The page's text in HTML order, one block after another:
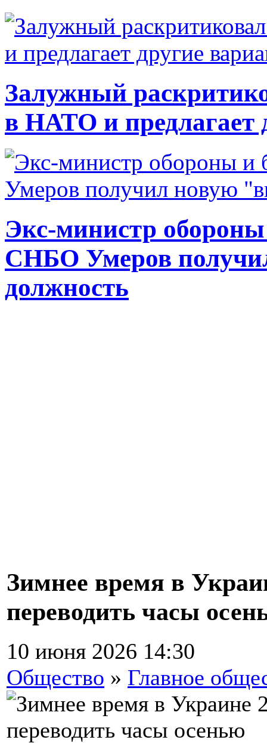
Залужный
в НАТО и предлагает
Экс-министр
СНБО Умеров
должность
Зимнее время в
переводить часы
10 июня 2026 14:30
Общество » Главное